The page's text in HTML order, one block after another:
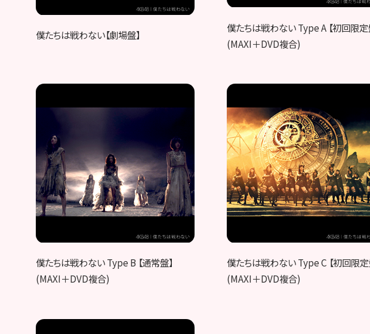
僕たちは戦わない【劇場盤】
僕たちは戦わない Type A 【初回限定
(MAXI＋DVD複合)
僕たちは戦わない Type B 【通常盤】
(MAXI＋DVD複合)
僕たちは戦わない Type C 【初回限定
(MAXI＋DVD複合)